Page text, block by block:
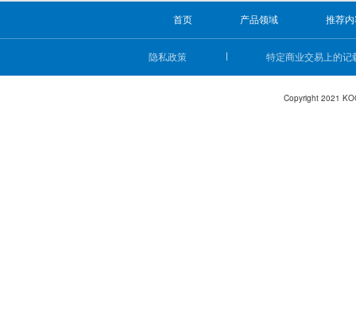
首页 产品领域 推荐
隐私政策 特定商业交易上的记
Copyright 2021